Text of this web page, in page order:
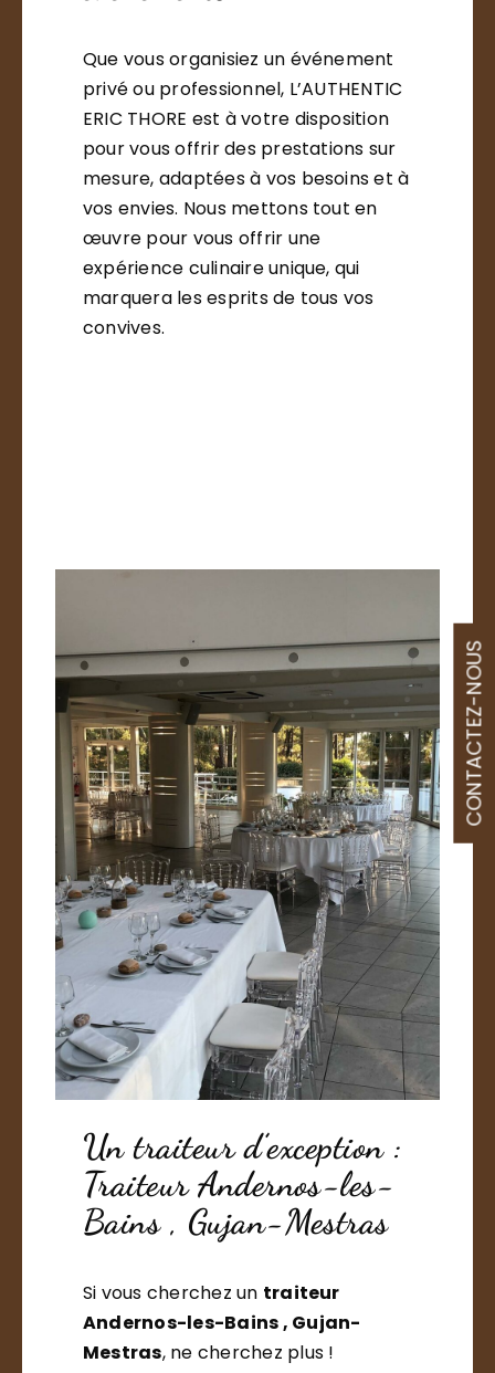
Que vous organisiez un événement
privé ou professionnel, L’AUTHENTIC
ERIC THORE est à votre disposition
pour vous offrir des prestations sur
mesure, adaptées à vos besoins et à
vos envies. Nous mettons tout en
œuvre pour vous offrir une
expérience culinaire unique, qui
marquera les esprits de tous vos
convives.
Un traiteur d’exception :
Traiteur Andernos-les-
Bains , Gujan-Mestras
Si vous cherchez un traiteur
Andernos-les-Bains , Gujan-
Mestras, ne cherchez plus !
CONTACTEZ-NOUS